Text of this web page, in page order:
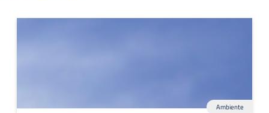
Ambiente